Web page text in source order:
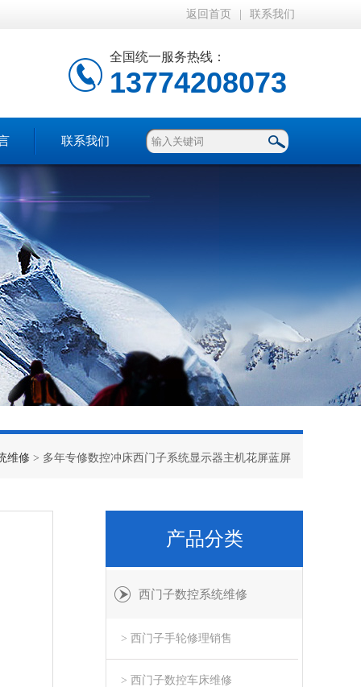
返回首页 联系我们
全国统一服务热线：
13774208073
联系我们
维修 > 多年专修数控冲床西门子系统显示器主机花屏蓝屏
产品分类
西门子数控系统维修
> 西门子手轮修理销售
> 西门子数控车床维修